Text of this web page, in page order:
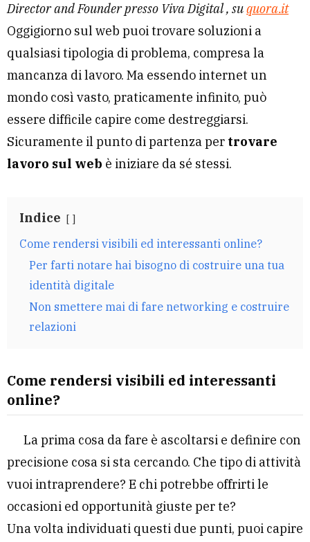
Director and Founder presso Viva Digital , suquora.it
Oggigiorno sul web puoi trovare soluzioni a
qualsiasi tipologia di problema, compresa la
mancanza di lavoro. Ma essendo internet un
mondo così vasto, praticamente infinito, può
essere difficile capire come destreggiarsi.
Sicuramente il punto di partenza per trovare
lavoro sul web è iniziare da sé stessi.
Indice
Come rendersi visibili ed interessanti online?
Per farti notare hai bisogno di costruire una tua
identità digitale
Non smettere mai di fare networking e costruire
relazioni
Come rendersi visibili ed interessanti
online?
La prima cosa da fare è ascoltarsi e definire con
precisione cosa si sta cercando. Che tipo di attività
vuoi intraprendere? E chi potrebbe offrirti le
occasioni ed opportunità giuste per te?
Una volta individuati questi due punti, puoi capire